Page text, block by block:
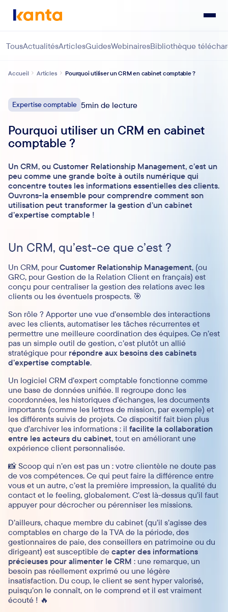
TousActualitésArticlesGuidesWebinairesBibliothèque
Accueil Articles Pourquoi utiliser un CRM en cabinet comptable ?
Expertise comptable 5min de lecture
Pourquoi utiliser un CRM en cabinet
comptable ?
Un CRM, ou Customer Relationship Management, c’est un
peu comme une grande boîte à outils numérique qui
concentre toutes les informations essentielles des clients.
Ouvrons-la ensemble pour comprendre comment son
utilisation peut transformer la gestion d’un cabinet
d’expertise comptable !
Un CRM, qu’est-ce que c’est ?
Un CRM, pourCustomer Relationship Management, (ou
GRC, pour Gestion de la Relation Client en français) est
conçu pour centraliser la gestion des relations avec les
clients ou les éventuels prospects. 🎯
Son rôle ? Apporter une vue d’ensemble des interactions
avec les clients, automatiser les tâches récurrentes et
permettre une meilleure coordination des équipes. Ce n’est
pas un simple outil de gestion, c’est plutôt un allié
stratégique pour répondre aux besoins des cabinets
d’expertise comptable.
Un logiciel CRM d’expert comptable fonctionne comme
une base de données unifiée. Il regroupe donc les
coordonnées, les historiques d’échanges, les documents
importants (comme les lettres de mission, par exemple) et
les différents suivis de projets. Ce dispositif fait bien plus
que d’archiver les informations : il facilite la collaboration
entre les acteurs du cabinet, tout en améliorant une
expérience client personnalisée.
📸 Scoop qui n’en est pas un : votre clientèle ne doute pas
de vos compétences. Ce qui peut faire la différence entre
vous et un autre, c’est la première impression, la qualité du
contact et le feeling, globalement. C’est là-dessus qu’il faut
appuyer pour décrocher ou pérenniser les missions.
D’ailleurs, chaque membre du cabinet (qu’il s’agisse des
comptables en charge de la TVA de la période, des
gestionnaires de paie, des conseillers en patrimoine ou du
dirigeant) est susceptible de capter des informations
précieuses pour alimenter le CRM : une remarque, un
besoin pas réellement exprimé ou une légère
insatisfaction. Du coup, le client se sent hyper valorisé,
puisqu’on le connaît, on le comprend et il est vraiment
écouté ! 🔥